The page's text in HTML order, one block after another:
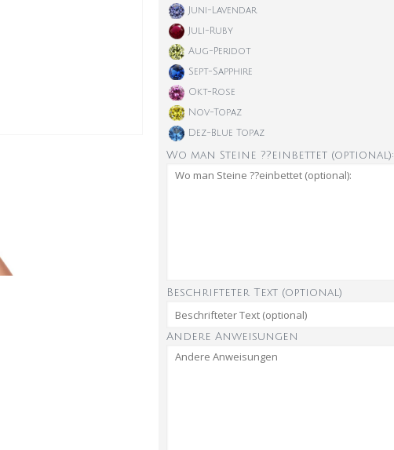
Juni-Lavendar
Juli-Ruby
Aug-Peridot
Sept-Sapphire
Okt-Rose
Nov-Topaz
Dez-Blue Topaz
Wo man Steine ??einbettet (optional):
Beschrifteter Text (optional)
Andere Anweisungen